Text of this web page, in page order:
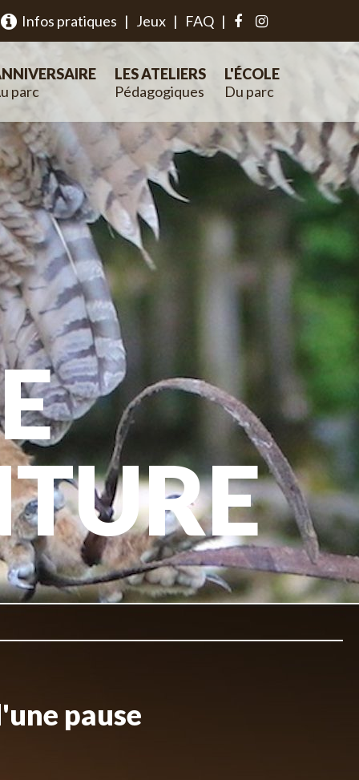
Infos pratiques | Jeux | FAQ |
parc
LES ATELIERS
Pédagogiques
L'ÉCOLE
Du parc
pause